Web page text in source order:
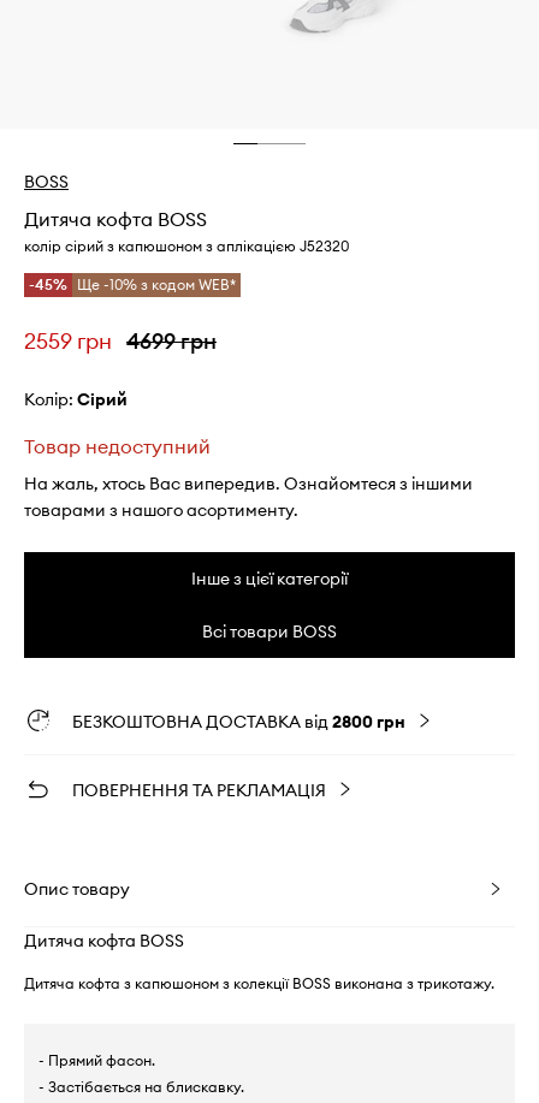
BOSS
Дитяча кофта BOSS
колір сірий з капюшоном з аплікацією J52320
-45% Ще -10% з кодом WEB*
2559 грн 4699 грн
Колір: сірий
Товар недоступний
На жаль, хтось Вас випередив. Ознайомтеся з іншими
товарами з нашого асортименту.
Інше з цієї категорії
Всі товари BOSS
БЕЗКОШТОВНА ДОСТАВКА від2800 грн
ПОВЕРНЕННЯ ТА РЕКЛАМАЦІЯ
Опис товару
Дитяча кофта BOSS
Дитяча кофта з капюшоном з колекції BOSS виконана з трикотажу.
- Прямий фасон.
- Застібається на блискавку.